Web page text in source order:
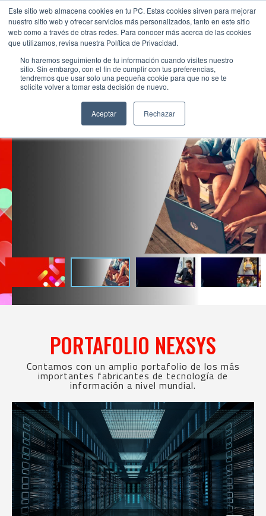
Este sitio web almacena cookies en tu PC. Estas cookies sirven para mejorar
nuestro sitio web y ofrecer servicios más personalizados, tanto en este sitio
web como a través de otras redes. Para conocer más acerca de las cookies
que utilizamos, revisa nuestra Política de Privacidad.
No haremos seguimiento de tu información cuando visites nuestro
sitio. Sin embargo, con el fin de cumplir con tus preferencias,
tendremos que usar solo una pequeña cookie para que no se te
solicite volver a tomar esta decisión de nuevo.
Aceptar Rechazar
¡YA PODES ADQUIRIR NOTEBOOKS HP EN
NEXSYS!
Diseñadas para el uso diario, ofrecen el
rendimiento, combinando diseño,
portabilidad y durabilidad. Con excelente
autonomía y funciones de seguridad
integradas, se adaptan a diversos
entornos de trabajo y estudio.
Más información
PORTAFOLIO NEXSYS
Contamos con un amplio portafolio de los más
importantes fabricantes de tecnología de
información a nivel mundial.